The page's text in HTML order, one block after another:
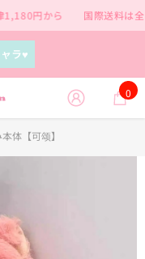
円から 国際送料は全
ラ♥
0 0
イ
体【可颂】